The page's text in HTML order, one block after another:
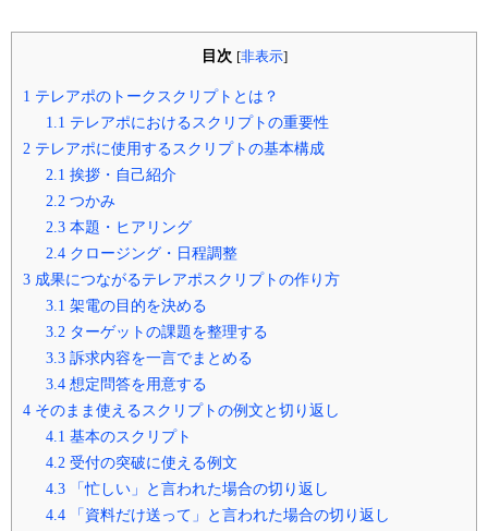
目次 [非表示]
1 テレアポのトークスクリプトとは？
1.1 テレアポにおけるスクリプトの重要性
2 テレアポに使用するスクリプトの基本構成
2.1 挨拶・自己紹介
2.2 つかみ
2.3 本題・ヒアリング
2.4 クロージング・日程調整
3 成果につながるテレアポスクリプトの作り方
3.1 架電の目的を決める
3.2 ターゲットの課題を整理する
3.3 訴求内容を一言でまとめる
3.4 想定問答を用意する
4 そのまま使えるスクリプトの例文と切り返し
4.1 基本のスクリプト
4.2 受付の突破に使える例文
4.3 「忙しい」と言われた場合の切り返し
4.4 「資料だけ送って」と言われた場合の切り返し